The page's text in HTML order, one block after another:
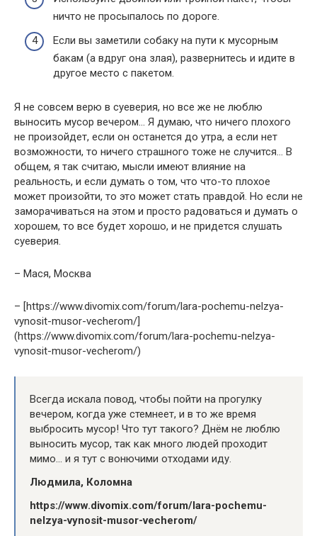
ничто не просыпалось по дороге.
Если вы заметили собаку на пути к мусорным
бакам (а вдруг она злая), развернитесь и идите в
другое место с пакетом.
Я не совсем верю в суеверия, но все же не люблю
выносить мусор вечером… Я думаю, что ничего плохого
не произойдет, если он останется до утра, а если нет
возможности, то ничего страшного тоже не случится… В
общем, я так считаю, мысли имеют влияние на
реальность, и если думать о том, что что-то плохое
может произойти, то это может стать правдой. Но если не
заморачиваться на этом и просто радоваться и думать о
хорошем, то все будет хорошо, и не придется слушать
суеверия.
– Мася, Москва
– [https://www.divomix.com/forum/lara-pochemu-nelzya-
vynosit-musor-vecherom/]
(https://www.divomix.com/forum/lara-pochemu-nelzya-
vynosit-musor-vecherom/)
Всегда искала повод, чтобы пойти на прогулку
вечером, когда уже стемнеет, и в то же время
выбросить мусор! Что тут такого? Днём не люблю
выносить мусор, так как много людей проходит
мимо… и я тут с вонючими отходами иду.
Людмила, Коломна
https://www.divomix.com/forum/lara-pochemu-
nelzya-vynosit-musor-vecherom/